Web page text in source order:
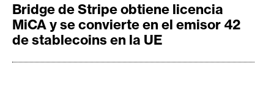
Bridge de Stripe obtiene licencia
MiCA y se convierte en el emisor 42
de stablecoins en la UE